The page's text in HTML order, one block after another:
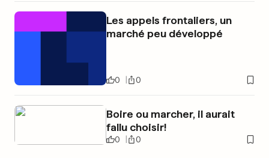
Les appels frontaliers, un
marché peu développé
0 0
Boire ou marcher, il aurait
fallu choisir!
0 0